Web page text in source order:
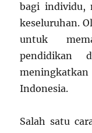
bagi individu,
keseluruhan.
untuk
pendidikan
Indonesia.
Salah satu